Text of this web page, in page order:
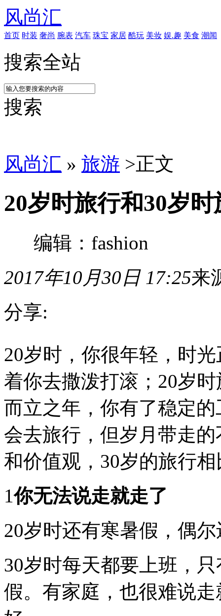
风尚汇
首页 时装 奢尚 腕表 汽车 珠宝 家居 酷玩 美妆 娱.趣 美食 潮闻
搜索全站
搜索
风尚汇 » 旅游 >正文
20岁时旅行和30岁
编辑：fashion
2017年10月30日 17:25来
分享:
岁
时，
很
年
轻，
正
好，
青
春
无
大
好
界
等
去
泼
20岁时，你很年轻，时
着你去撒泼打滚；20岁
而立之年，你有了稳定
会去旅行，但岁月带走
和价值观，30岁的旅行
1你无法说走就走了
20岁时还有寒暑假，偶
30岁时每天都要上班，
假。有家庭，也很难说